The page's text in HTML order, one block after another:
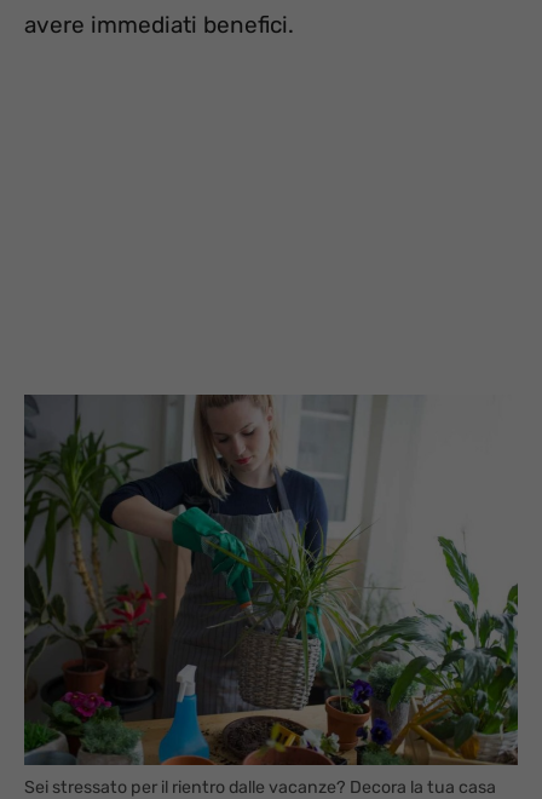
avere immediati benefici.
Sei stressato per il rientro dalle vacanze? Decora la tua casa